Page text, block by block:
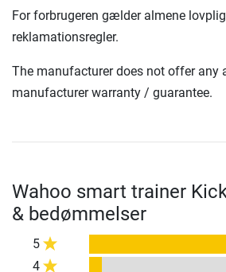
For forbrugeren gælder almene
reklamationsregler.
The manufacturer does not offer any
manufacturer warranty / guarantee.
Wahoo smart trainer
& bedømmelser
5
4